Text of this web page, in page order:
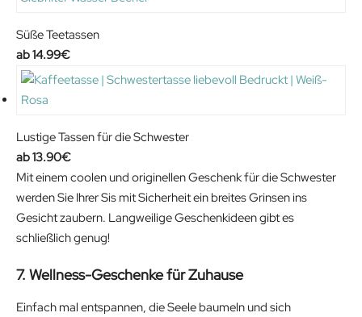
Süße Teetassen
14.99€
Lustige Tassen für die Schwester
13.90€
Mit einem coolen und originellen Geschenk für die Schwester
werden Sie Ihrer Sis mit Sicherheit ein breites Grinsen ins
Gesicht zaubern. Langweilige Geschenkideen gibt es
schließlich genug!
7. Wellness-Geschenke für Zuhause
Einfach mal entspannen, die Seele baumeln und sich